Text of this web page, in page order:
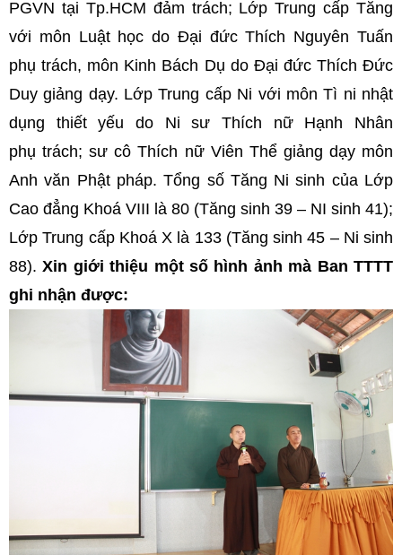
PGVN tại Tp.HCM đảm trách; Lớp Trung cấp Tăng
với môn Luật học do Đại đức Thích Nguyên Tuấn
phụ trách, môn Kinh Bách Dụ do Đại đức Thích Đức
Duy giảng dạy. Lớp Trung cấp Ni với môn Tì ni nhật
dụng thiết yếu do Ni sư Thích nữ Hạnh Nhân
phụ trách; sư cô Thích nữ Viên Thể giảng dạy môn
Anh văn Phật pháp. Tổng số Tăng Ni sinh của Lớp
Cao đẳng Khoá VIII là 80 (Tăng sinh 39 – NI sinh 41);
Lớp Trung cấp Khoá X là 133 (Tăng sinh 45 – Ni sinh
88).Xin giới thiệu một số hình ảnh mà Ban TTTT
ghi nhận được: